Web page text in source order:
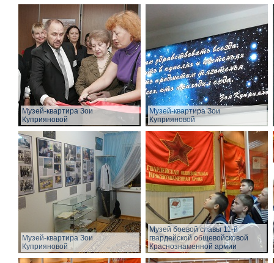
Музей-квартира Зои
Куприяновой
Музей-квартира Зои
Куприяновой
Музей-квартира Зои
Куприяновой
Музей боевой славы 11-й
гвардейской общевойсковой
Краснознаменной армии